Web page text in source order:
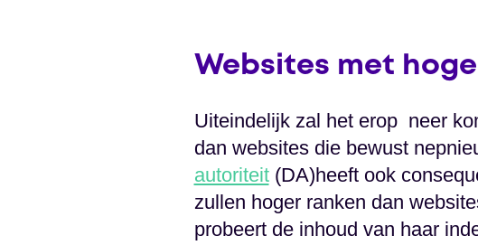
Websites met
Uiteindelijk zal het erop neer
dan websites die bewust
autoriteit(DA)heeft ook
zullen hoger ranken dan
probeert de inhoud van haar